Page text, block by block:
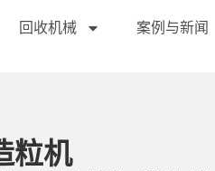
回收机械 案例与新闻
粒机